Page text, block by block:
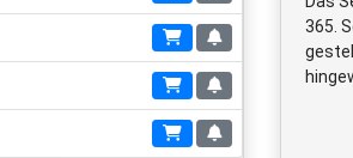
365.